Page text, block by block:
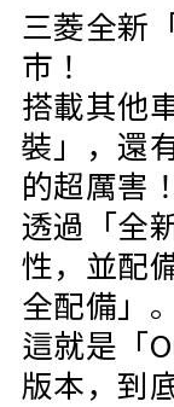
三菱全新
市！
搭載其他
裝」，還
的超厲害！
透過「全
性，並配
全配備」。
這就是「
版本，到